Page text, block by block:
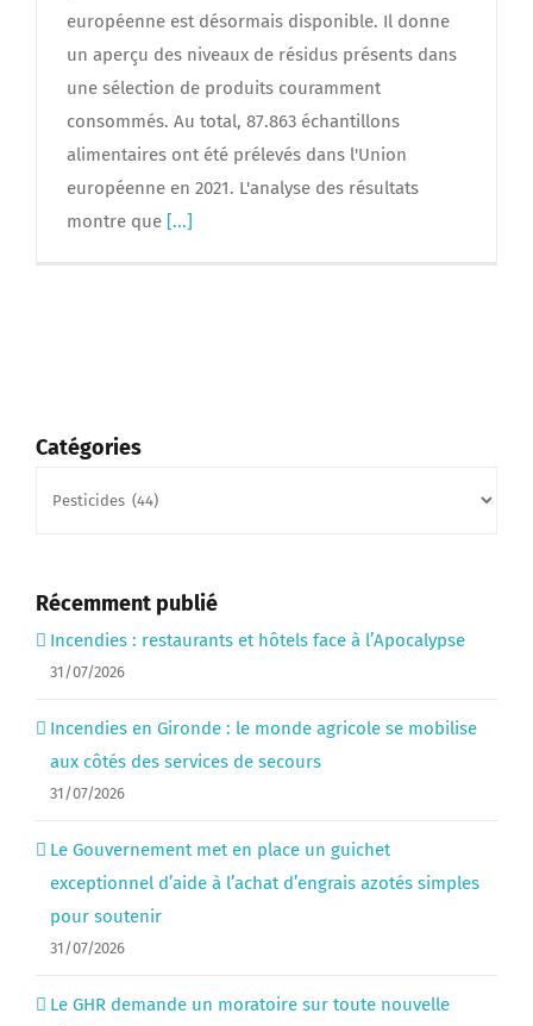
européenne est désormais disponible. Il donne
un aperçu des niveaux de résidus présents dans
une sélection de produits couramment
consommés. Au total, 87.863 échantillons
alimentaires ont été prélevés dans l'Union
européenne en 2021. L'analyse des résultats
montre que [...]
Catégories
Récemment publié
Incendies : restaurants et hôtels face à l’Apocalypse
31/07/2026
Incendies en Gironde : le monde agricole se mobilise
aux côtés des services de secours
31/07/2026
Le Gouvernement met en place un guichet
exceptionnel d’aide à l’achat d’engrais azotés simples
pour soutenir
31/07/2026
Le GHR demande un moratoire sur toute nouvelle